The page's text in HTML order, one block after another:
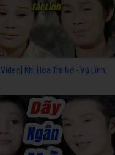
Video] Khi Hoa Trà Nở - Vũ Linh,